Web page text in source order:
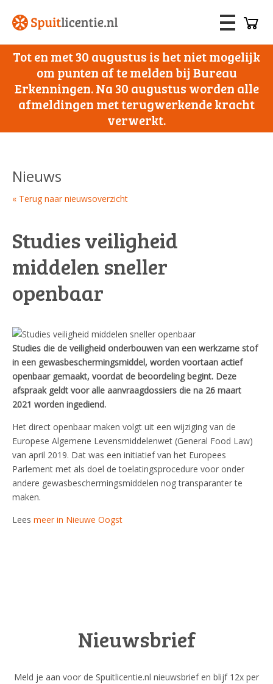
Tot en met 30 augustus is het niet mogelijk
om punten af te melden bij Bureau
Erkenningen. Na 30 augustus worden alle
afmeldingen met terugwerkende kracht
verwerkt.
Nieuws
« Terug naar nieuwsoverzicht
Studies veiligheid
middelen sneller
openbaar
Studies die de veiligheid onderbouwen van een werkzame stof
in een gewasbeschermingsmiddel, worden voortaan actief
openbaar gemaakt, voordat de beoordeling begint. Deze
afspraak geldt voor alle aanvraagdossiers die na 26 maart
2021 worden ingediend.
Het direct openbaar maken volgt uit een wijziging van de
Europese Algemene Levensmiddelenwet (General Food Law)
van april 2019. Dat was een initiatief van het Europees
Parlement met als doel de toelatingsprocedure voor onder
andere gewasbeschermingsmiddelen nog transparanter te
maken.
Lees meer in Nieuwe Oogst
Nieuwsbrief
Meld je aan voor de Spuitlicentie.nl nieuwsbrief en blijf 12x per